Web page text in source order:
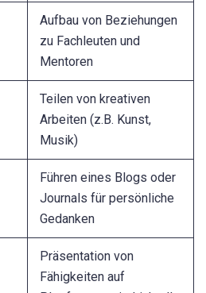
Aufbau von Beziehungen
zu Fachleuten und
Mentoren
Teilen von kreativen
Arbeiten (z.B. Kunst,
Musik)
Führen eines Blogs oder
Journals für persönliche
Gedanken
Präsentation von
Fähigkeiten auf